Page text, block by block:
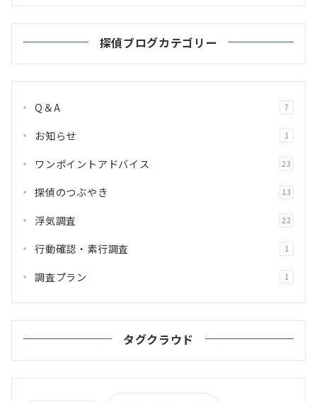
探偵ブログカテゴリー
Q＆A 7
お知らせ 1
ワンポイントアドバイス 23
探偵のつぶやき 13
浮気調査 22
行動確認・素行調査 1
調査プラン 1
タグクラウド